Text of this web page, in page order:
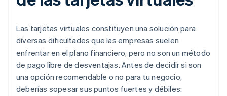
Las tarjetas virtuales constituyen una solución para
diversas dificultades que las empresas suelen
enfrentar en el plano financiero, pero no son un método
de pago libre de desventajas. Antes de decidir si son
una opción recomendable o no para tu negocio,
deberías sopesar sus puntos fuertes y débiles: